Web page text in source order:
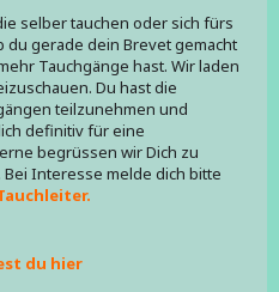
selber tauchen oder sich fürs
du gerade dein Brevet gemacht
Tauchgänge hast. Wir laden
Du hast die
teilzunehmen und
definitiv für eine
begrüssen wir Dich zu
Interesse melde dich bitte
du hier